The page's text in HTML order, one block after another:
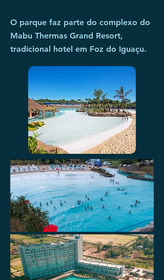
O parque faz parte do complexo do
Mabu Thermas Grand Resort,
tradicional hotel em Foz do Iguaçu.